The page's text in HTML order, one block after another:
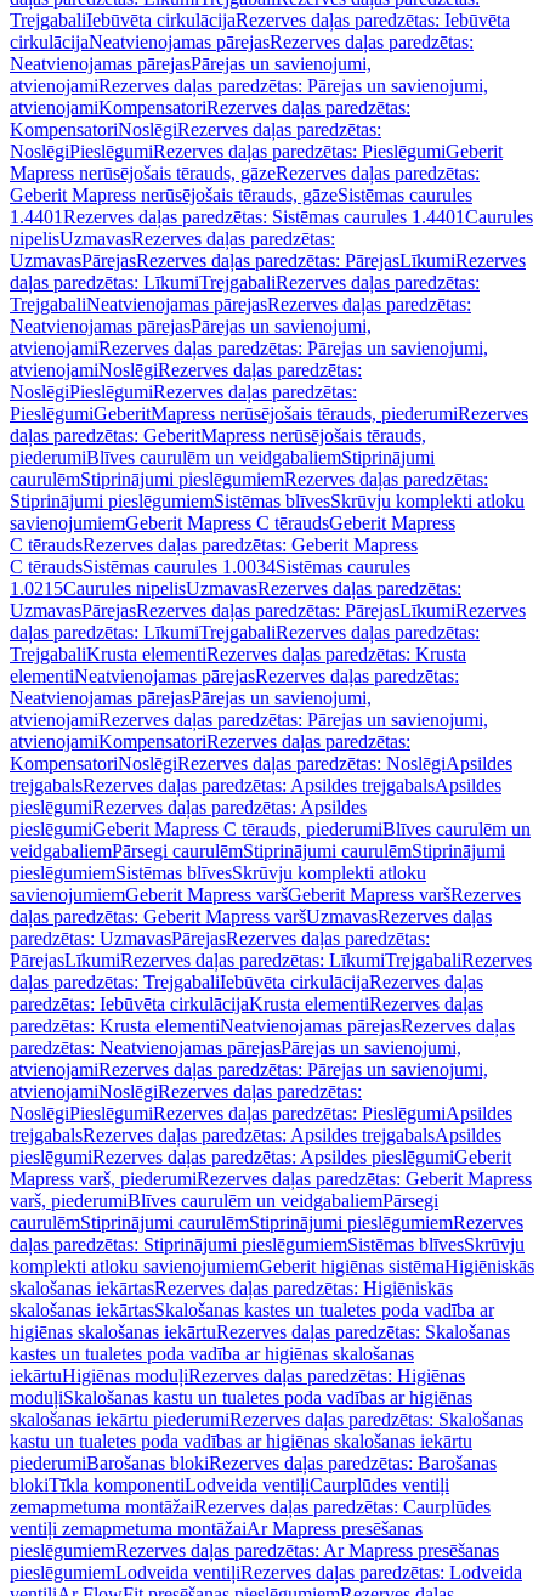
TrejgabaliIebūvēta cirkulācijaRezerves daļas paredzētas: Iebūvēta
cirkulācijaNeatvienojamas pārejasRezerves daļas paredzētas:
Neatvienojamas pārejasPārejas un savienojumi,
atvienojamiRezerves daļas paredzētas: Pārejas un savienojumi,
atvienojamiKompensatoriRezerves daļas paredzētas:
KompensatoriNoslēgiRezerves daļas paredzētas:
NoslēgiPieslēgumiRezerves daļas paredzētas: PieslēgumiGeberit
Mapress nerūsējošais tērauds, gāzeRezerves daļas paredzētas:
Geberit Mapress nerūsējošais tērauds, gāzeSistēmas caurules
1.4401Rezerves daļas paredzētas: Sistēmas caurules 1.4401Caurules
nipelisUzmavasRezerves daļas paredzētas:
UzmavasPārejasRezerves daļas paredzētas: PārejasLīkumiRezerves
daļas paredzētas: LīkumiTrejgabaliRezerves daļas paredzētas:
TrejgabaliNeatvienojamas pārejasRezerves daļas paredzētas:
Neatvienojamas pārejasPārejas un savienojumi,
atvienojamiRezerves daļas paredzētas: Pārejas un savienojumi,
atvienojamiNoslēgiRezerves daļas paredzētas:
NoslēgiPieslēgumiRezerves daļas paredzētas:
PieslēgumiGeberitMapress nerūsējošais tērauds, piederumiRezerves
daļas paredzētas: GeberitMapress nerūsējošais tērauds,
piederumiBlīves caurulēm un veidgabaliemStiprinājumi
caurulēmStiprinājumi pieslēgumiemRezerves daļas paredzētas:
Stiprinājumi pieslēgumiemSistēmas blīvesSkrūvju komplekti atloku
savienojumiemGeberit Mapress C tēraudsGeberit Mapress
C tēraudsRezerves daļas paredzētas: Geberit Mapress
C tēraudsSistēmas caurules 1.0034Sistēmas caurules
1.0215Caurules nipelisUzmavasRezerves daļas paredzētas:
UzmavasPārejasRezerves daļas paredzētas: PārejasLīkumiRezerves
daļas paredzētas: LīkumiTrejgabaliRezerves daļas paredzētas:
TrejgabaliKrusta elementiRezerves daļas paredzētas: Krusta
elementiNeatvienojamas pārejasRezerves daļas paredzētas:
Neatvienojamas pārejasPārejas un savienojumi,
atvienojamiRezerves daļas paredzētas: Pārejas un savienojumi,
atvienojamiKompensatoriRezerves daļas paredzētas:
KompensatoriNoslēgiRezerves daļas paredzētas: NoslēgiApsildes
trejgabalsRezerves daļas paredzētas: Apsildes trejgabalsApsildes
pieslēgumiRezerves daļas paredzētas: Apsildes
pieslēgumiGeberit Mapress C tērauds, piederumiBlīves caurulēm un
veidgabaliemPārsegi caurulēmStiprinājumi caurulēmStiprinājumi
pieslēgumiemSistēmas blīvesSkrūvju komplekti atloku
savienojumiemGeberit Mapress varšGeberit Mapress varšRezerves
daļas paredzētas: Geberit Mapress varšUzmavasRezerves daļas
paredzētas: UzmavasPārejasRezerves daļas paredzētas:
PārejasLīkumiRezerves daļas paredzētas: LīkumiTrejgabaliRezerves
daļas paredzētas: TrejgabaliIebūvēta cirkulācijaRezerves daļas
paredzētas: Iebūvēta cirkulācijaKrusta elementiRezerves daļas
paredzētas: Krusta elementiNeatvienojamas pārejasRezerves daļas
paredzētas: Neatvienojamas pārejasPārejas un savienojumi,
atvienojamiRezerves daļas paredzētas: Pārejas un savienojumi,
atvienojamiNoslēgiRezerves daļas paredzētas:
NoslēgiPieslēgumiRezerves daļas paredzētas: PieslēgumiApsildes
trejgabalsRezerves daļas paredzētas: Apsildes trejgabalsApsildes
pieslēgumiRezerves daļas paredzētas: Apsildes pieslēgumiGeberit
Mapress varš, piederumiRezerves daļas paredzētas: Geberit Mapress
varš, piederumiBlīves caurulēm un veidgabaliemPārsegi
caurulēmStiprinājumi caurulēmStiprinājumi pieslēgumiemRezerves
daļas paredzētas: Stiprinājumi pieslēgumiemSistēmas blīvesSkrūvju
komplekti atloku savienojumiemGeberit higiēnas sistēmaHigiēniskās
skalošanas iekārtasRezerves daļas paredzētas: Higiēniskās
skalošanas iekārtasSkalošanas kastes un tualetes poda vadība ar
higiēnas skalošanas iekārtuRezerves daļas paredzētas: Skalošanas
kastes un tualetes poda vadība ar higiēnas skalošanas
iekārtuHigiēnas moduļiRezerves daļas paredzētas: Higiēnas
moduļiSkalošanas kastu un tualetes poda vadības ar higiēnas
skalošanas iekārtu piederumiRezerves daļas paredzētas: Skalošanas
kastu un tualetes poda vadības ar higiēnas skalošanas iekārtu
piederumiBarošanas blokiRezerves daļas paredzētas: Barošanas
blokiTīkla komponentiLodveida ventiļiCaurplūdes ventiļi
zemapmetuma montāžaiRezerves daļas paredzētas: Caurplūdes
ventiļi zemapmetuma montāžaiAr Mapress presēšanas
pieslēgumiemRezerves daļas paredzētas: Ar Mapress presēšanas
pieslēgumiemLodveida ventiļiRezerves daļas paredzētas: Lodveida